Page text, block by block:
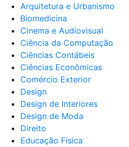
Arquitetura e Urbanismo
Biomedicina
Cinema e Audiovisual
Ciência da Computação
Ciências Contábeis
Ciências Econômicas
Comércio Exterior
Design
Design de Interiores
Design de Moda
Direito
Educação Física